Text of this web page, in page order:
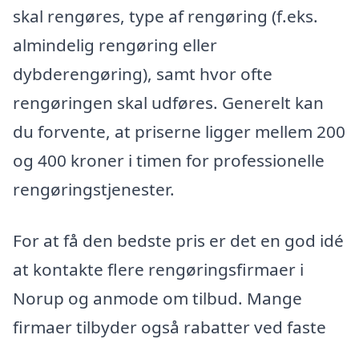
skal rengøres, type af rengøring (f.eks.
almindelig rengøring eller
dybderengøring), samt hvor ofte
rengøringen skal udføres. Generelt kan
du forvente, at priserne ligger mellem 200
og 400 kroner i timen for professionelle
rengøringstjenester.
For at få den bedste pris er det en god idé
at kontakte flere rengøringsfirmaer i
Norup og anmode om tilbud. Mange
firmaer tilbyder også rabatter ved faste